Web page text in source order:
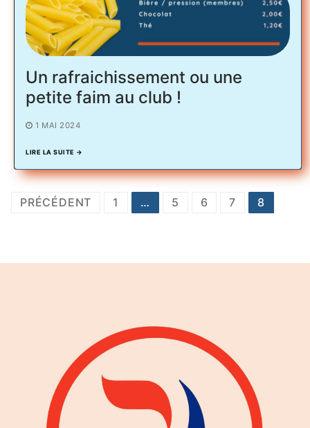
Calendrier Equipes Séniors Niveau
Un rafraichissement ou une
petite faim au club !
1 MAI 2024
LIRE LA SUITE →
Pagination
PRÉCÉDENT 1 … 5 6 7 8